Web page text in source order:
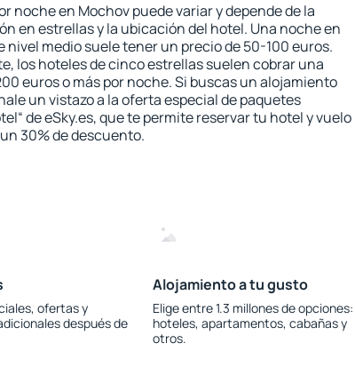
noche en Mochov puede variar y depende de la
en estrellas y la ubicación del hotel. Una noche en
nivel medio suele tener un precio de 50-100 euros.
los hoteles de cinco estrellas suelen cobrar una
euros o más por noche. Si buscas un alojamiento
un vistazo a la oferta especial de paquetes
de eSky.es, que te permite reservar tu hotel y vuelo
30% de descuento.
ofertas y
después de
Alojamiento a tu gusto
Elige entre 1.3 millones de opciones:
hoteles, apartamentos, cabañas y
otros.